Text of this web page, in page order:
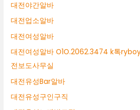
대전야간알바
대전업소알바
대전여성알바
대전여성알바 O1O.2062.3474 k톡
전보도사무실
대전유성Bar알바
대전유성구인구직